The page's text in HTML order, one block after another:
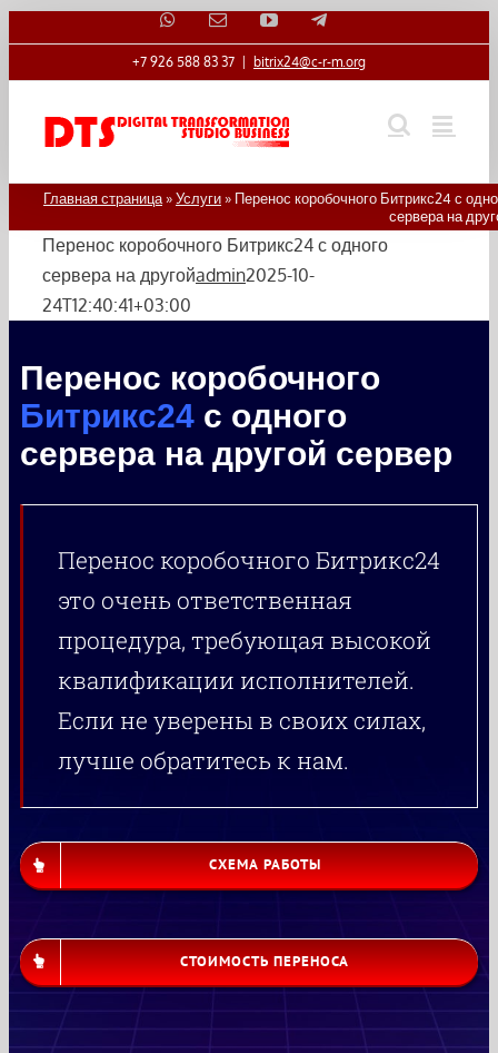
content
WhatsAppEmail YouTubeTelegram
+7 926 588 83 37 bitrix24@c-r-m.org
Главная страница»Услуги» Перенос коробочного Битрикс24 с
сервера на
Перенос коробочного Битрикс24 с одного
сервера на другойadmin2025-10-
24T12:40:41+03:00
Перенос коробочного
Битрикс24с одного
сервера на другой сервер
Перенос коробочного Битрикс24
это очень ответственная
процедура, требующая высокой
квалификации исполнителей.
Если не уверены в своих силах,
лучше обратитесь к нам.
СХЕМА РАБОТЫ
СТОИМОСТЬ ПЕРЕНОСА